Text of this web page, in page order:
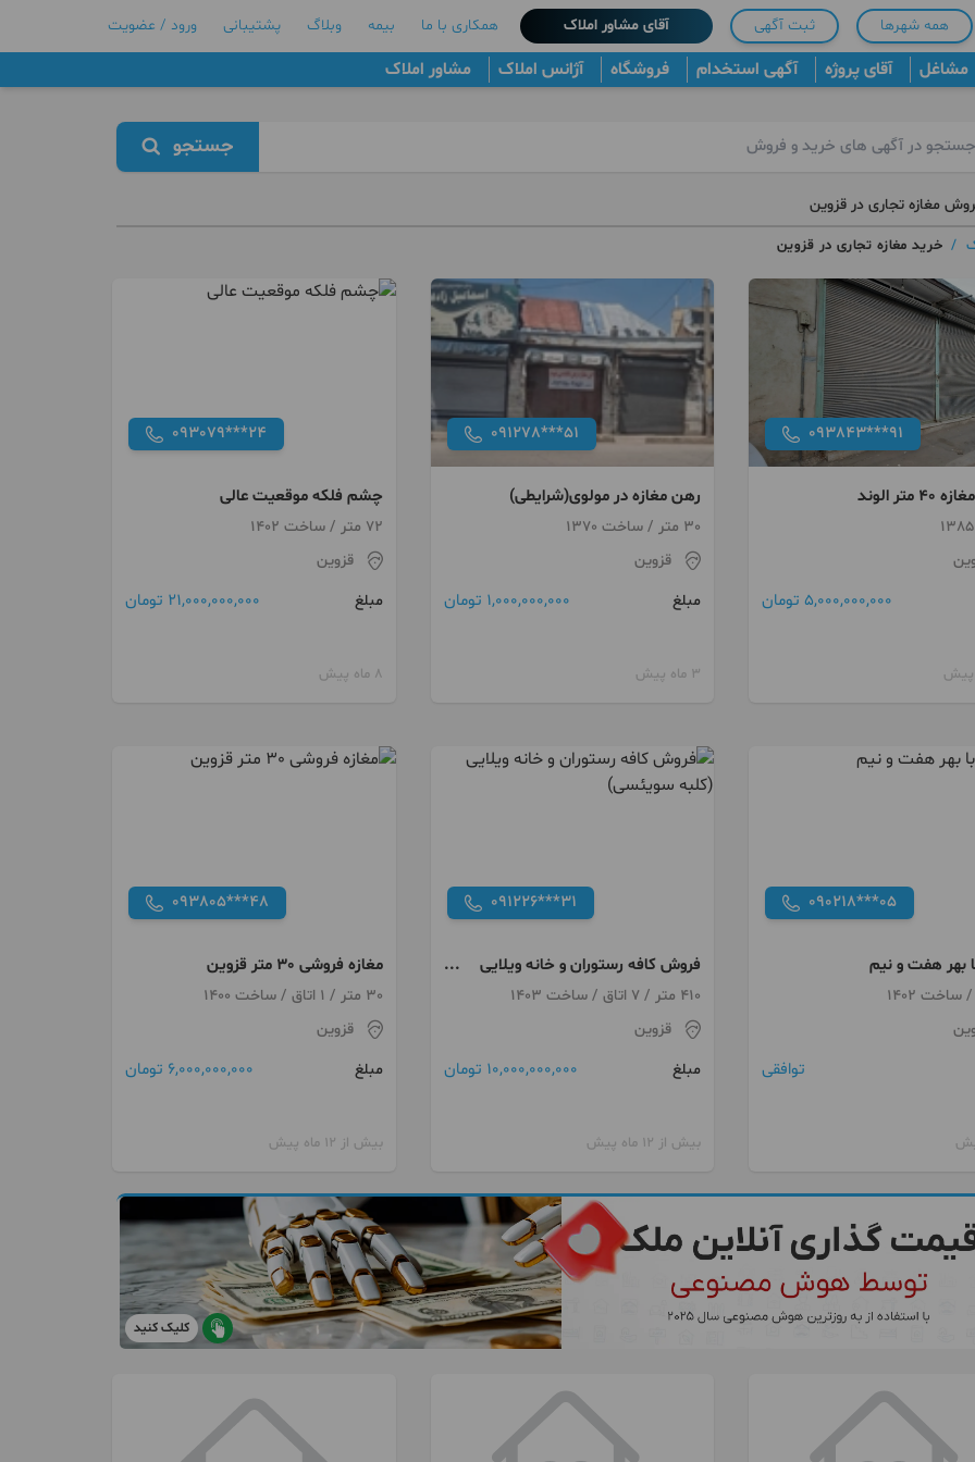
همه شهرها ثبت آگهی آقای مشاور املاک همکاری با ما بیمه وبلاگ پشتیبانی ورود / عضویت
مشاغل آقای پروژه آگهی استخدام فروشگاه آژانس املاک مشاور املاک
جستجو
مغازه تجاری در قزوین
/ خرید مغازه تجاری در قزوین
093843***91
الوند
5,000,000,000 تومان
091278***51
رهن مغازه در مولوی(شرایطی)
30 متر / ساخت 1370
قزوین
مبلغ
1,000,000,000 تومان
3 ماه پیش
093079***24
چشم فلکه موقعیت عالی
72 متر / ساخت 1402
قزوین
مبلغ
21,000,000,000 تومان
8 ماه پیش
090218***05
بهر هفت و نیم
توافقی
091226***31
فروش کافه رستوران و خانه ویلایی
(کلبه سویئسی)
410 متر / 7 اتاق / ساخت 1403
قزوین
مبلغ
10,000,000,000 تومان
بیش از 12 ماه پیش
093805***48
مغازه فروشی 30 متر قزوین
30 متر / 1 اتاق / ساخت 1400
قزوین
مبلغ
6,000,000,000 تومان
بیش از 12 ماه پیش
کلیک کنید